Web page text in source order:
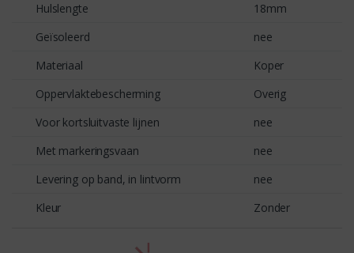
Hulslengte
18mm
Geïsoleerd
nee
Materiaal
Koper
Oppervlaktebescherming
Overig
Voor kortsluitvaste lijnen
nee
Met markeringsvaan
nee
Levering op band, in lintvorm
nee
Kleur
Zonder